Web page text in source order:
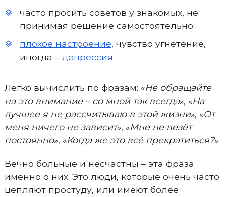
часто просить советов у знакомых, не
принимая решение самостоятельно;
плохое настроение, чувство угнетение,
иногда – депрессия.
Легко вычислить по фразам: «Не обращайте
на это внимание – со мной так всегда», «На
лучшее я не рассчитываю в этой жизни», «От
меня ничего не зависит», «Мне не везёт
постоянно», «Когда же это всё прекратиться?».
Вечно больные и несчастны – эта фраза
именно о них. Это люди, которые очень часто
цепляют простуду, или имеют более